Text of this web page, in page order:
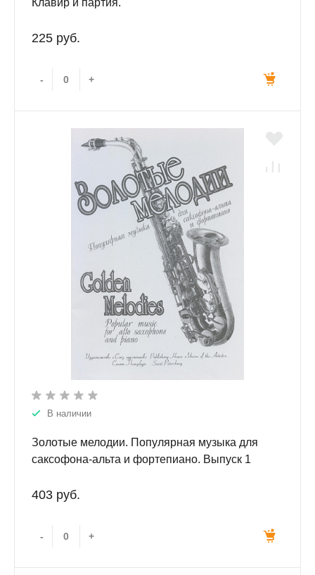
Клавир и партия.
225 руб.
- +
В наличии
Золотые мелодии. Популярная музыка для
саксофона-альта и фортепиано. Выпуск 1
403 руб.
- +